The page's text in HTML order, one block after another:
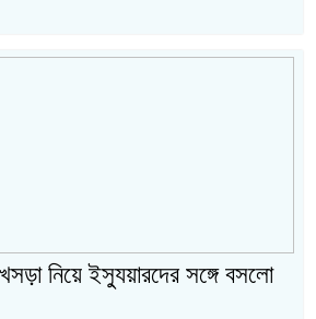
নিয়ে ইস্যুয়ারদের সঙ্গে বসলো